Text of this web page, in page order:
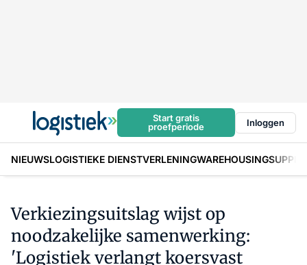
Start gratis
proefperiode
Inloggen
NIEUWSLOGISTIEKE DIENSTVERLENINGWAREHOUSING
Verkiezingsuitslag wijst op
noodzakelijke samenwerking:
'Logistiek verlangt koersvast